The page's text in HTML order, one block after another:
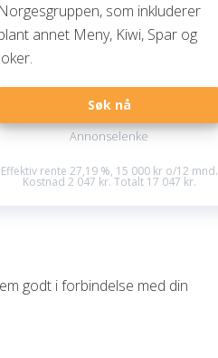
Norgesgruppen, som inkluderer
annet Meny, Kiwi, Spar og
Joker.
Søk nå
Annonselenke
Effektiv rente 27,19 %, 15 000 kr o/12 mnd.
Kostnad 2 047 kr. Totalt 17 047 kr.
godt i forbindelse med din